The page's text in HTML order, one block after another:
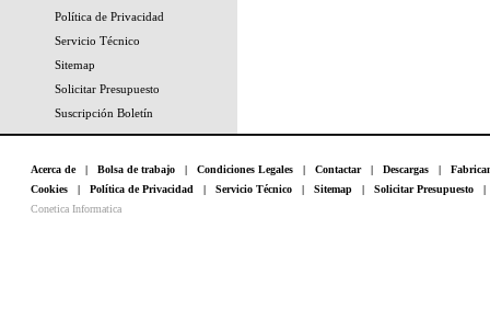
Política de Privacidad
Servicio Técnico
Sitemap
Solicitar Presupuesto
Suscripción Boletín
Acerca de| Bolsa de trabajo | Condiciones Legales | Contactar| Descargas |
Cookies | Política de Privacidad | Servicio Técnico | Sitemap | Solicitar Presupuesto
Conetica Informatica